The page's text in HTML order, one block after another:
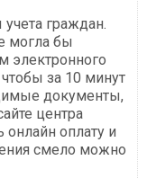
граждан.
могла бы
электронного
за 10 минут
документы,
центра
оплату и
смело можно